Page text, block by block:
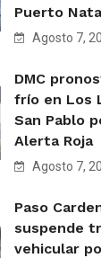
Puerto
Agosto 7,
DMC
frío en Los
San Pablo
Alerta Roja
Agosto 7,
Paso
suspende
vehicular